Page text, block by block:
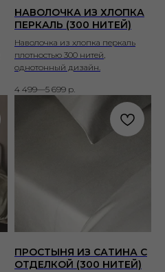
НАВОЛОЧКА ИЗ ХЛОПКА
ПЕРКАЛЬ (300 НИТЕЙ)
Наволочка из хлопка перкаль
плотностью 300 нитей,
однотонный дизайн.
4 499—5 699 р.
ПРОСТЫНЯ ИЗ САТИНА С
ОТДЕЛКОЙ (300 НИТЕЙ)